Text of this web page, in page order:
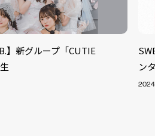
】新グループ「CUTIE
ン